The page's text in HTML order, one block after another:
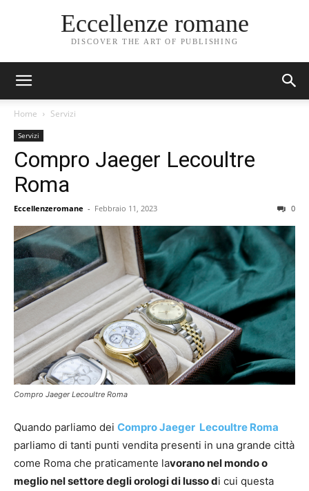
Eccellenze romane
DISCOVER THE ART OF PUBLISHING
Home Servizi
Servizi
Compro Jaeger Lecoultre
Roma
Eccellenzeromane - Febbraio 11, 2023 0
Compro Jaeger Lecoultre Roma
Quando parliamo dei Compro Jaeger Lecoultre Roma
parliamo di tanti punti vendita presenti in una grande città
come Roma che praticamente lavorano nel mondo o
meglio nel settore degli orologi di lusso di cui questa